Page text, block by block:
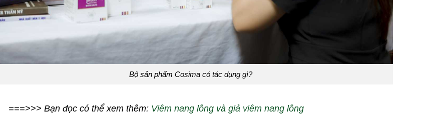
Bộ sản phẩm Cosima có tác dụng gì?
===>>> Bạn đọc có thể xem thêm: Viêm nang lông và giả viêm nang lông